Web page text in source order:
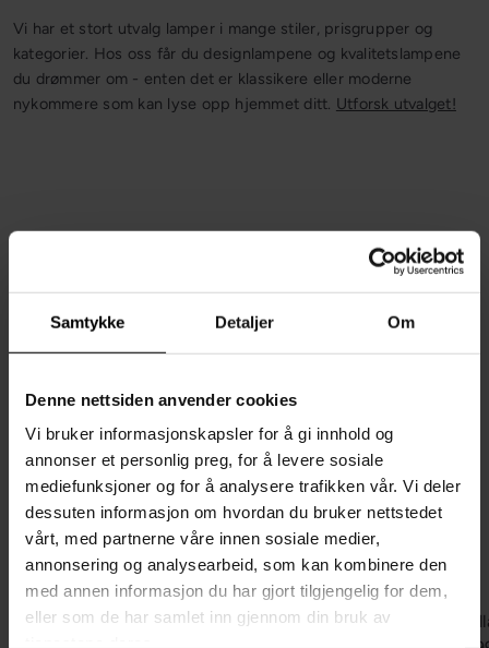
Samtykke Detaljer Om
Denne nettsiden anvender cookies
Vi bruker informasjonskapsler for å gi innhold og
annonser et personlig preg, for å levere sosiale
mediefunksjoner og for å analysere trafikken vår. Vi deler
dessuten informasjon om hvordan du bruker nettstedet
vårt, med partnerne våre innen sosiale medier,
annonsering og analysearbeid, som kan kombinere den
med annen informasjon du har gjort tilgjengelig for dem,
eller som de har samlet inn gjennom din bruk av
Vi har et stort utvalg lamper i mange stiler, prisgrupper og
kategorier. Hos oss får du designlampene og kvalitetslampene
du drømmer om - enten det er klassikere eller moderne
nykommere som kan lyse opp hjemmet ditt. Utforsk utvalget!
KAMPANJE
Nicola taklampe liten
KAMPANJE
Tivoli oppladbar